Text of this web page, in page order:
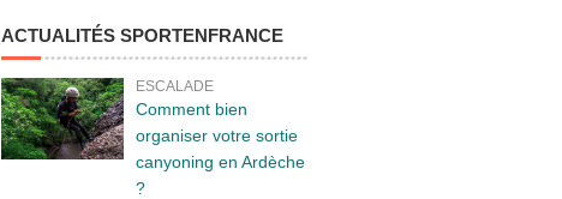
ACTUALITÉS SPORTENFRANCE
ESCALADE
Comment bien
organiser votre sortie
canyoning en Ardèche
?